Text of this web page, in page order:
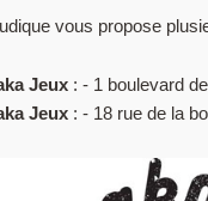
vous propose
Jeux : - 1 boulevard
Jeux : - 18 rue de la